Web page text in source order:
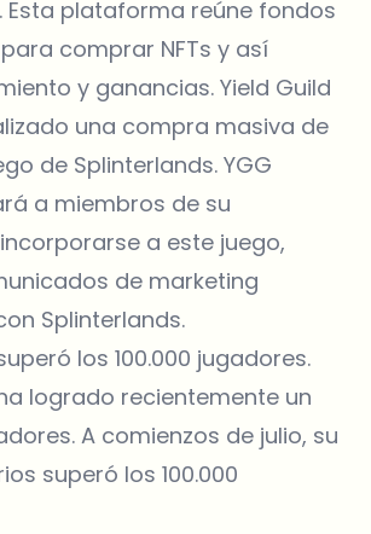
Esta plataforma reúne fondos
comprar NFTs y así
y ganancias. Yield Guild
una compra masiva de
de Splinterlands. YGG
a miembros de su
a este juego,
de marketing
Splinterlands.
los 100.000 jugadores.
logrado recientemente un
A comienzos de julio, su
superó los 100.000